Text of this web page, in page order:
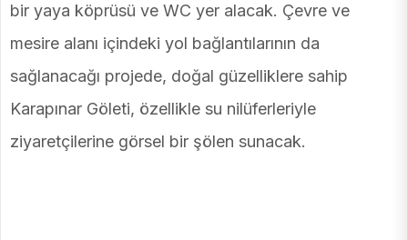
bir yaya köprüsü ve WC yer alacak. Çevre ve
mesire alanı içindeki yol bağlantılarının da
sağlanacağı projede, doğal güzelliklere sahip
Karapınar Göleti, özellikle su nilüferleriyle
ziyaretçilerine görsel bir şölen sunacak.